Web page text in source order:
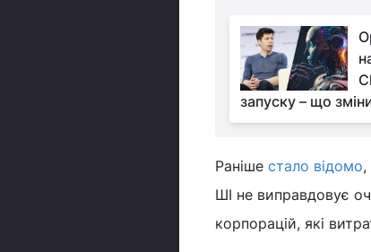
запуску – що
Раніше стало відомо,
ШІ не виправдовує
корпорацій, які